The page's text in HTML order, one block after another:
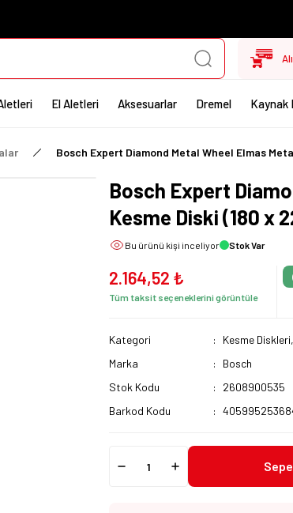
El Aletleri Aksesuarlar Dremel Kaynak
Bosch Expert Diamond Metal Wheel Elmas
Bosch Expert
Kesme Diski (180 x
Bu ürünü kişi inceliyor Stok Var
2.164,52 ₺
Tüm taksit seçeneklerini görüntüle
Kategori
Kesme
Marka
Bosch
Stok Kodu
2608900535
Barkod Kodu